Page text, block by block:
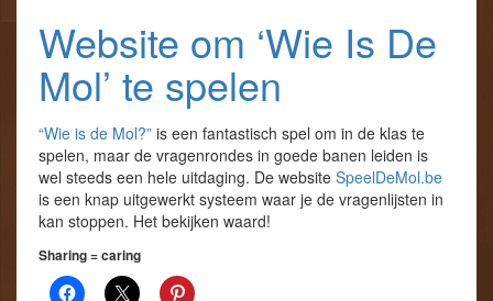
Website om ‘Wie Is De
Mol’ te spelen
“Wie is de Mol?” is een fantastisch spel om in de klas te
spelen, maar de vragenrondes in goede banen leiden is
wel steeds een hele uitdaging. De website SpeelDeMol.be
is een knap uitgewerkt systeem waar je de vragenlijsten in
kan stoppen. Het bekijken waard!
Sharing = caring